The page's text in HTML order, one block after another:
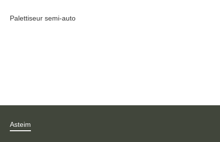
Palettiseur semi-auto
Asteim